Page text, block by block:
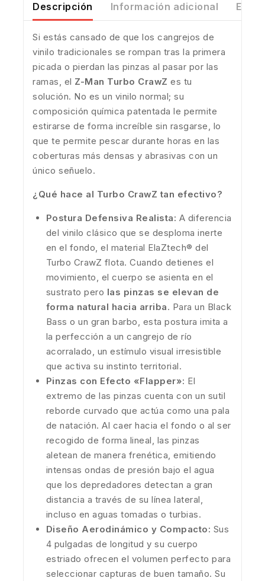
Descripción Información adicional
Si estás cansado de que los cangrejos de
vinilo tradicionales se rompan tras la primera
picada o pierdan las pinzas al pasar por las
ramas, el Z-Man Turbo CrawZ es tu
solución. No es un vinilo normal; su
composición química patentada le permite
estirarse de forma increíble sin rasgarse, lo
que te permite pescar durante horas en las
coberturas más densas y abrasivas con un
único señuelo.
¿Qué hace al Turbo CrawZ tan efectivo?
Postura Defensiva Realista: A diferencia
del vinilo clásico que se desploma inerte
en el fondo, el material ElaZtech® del
Turbo CrawZ flota. Cuando detienes el
movimiento, el cuerpo se asienta en el
sustrato pero las pinzas se elevan de
forma natural hacia arriba. Para un Black
Bass o un gran barbo, esta postura imita a
la perfección a un cangrejo de río
acorralado, un estímulo visual irresistible
que activa su instinto territorial.
Pinzas con Efecto «Flapper»: El
extremo de las pinzas cuenta con un sutil
reborde curvado que actúa como una pala
de natación. Al caer hacia el fondo o al ser
recogido de forma lineal, las pinzas
aletean de manera frenética, emitiendo
intensas ondas de presión bajo el agua
que los depredadores detectan a gran
distancia a través de su línea lateral,
incluso en aguas tomadas o turbias.
Diseño Aerodinámico y Compacto: Sus
4 pulgadas de longitud y su cuerpo
estriado ofrecen el volumen perfecto para
seleccionar capturas de buen tamaño. Su